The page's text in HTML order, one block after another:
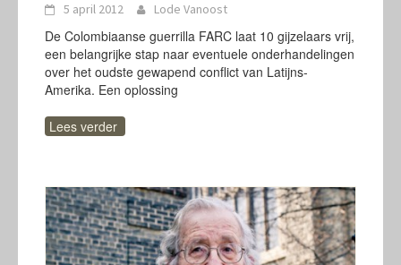
5 april 2012 Lode Vanoost
De Colombiaanse guerrilla FARC laat 10 gijzelaars vrij,
een belangrijke stap naar eventuele onderhandelingen
over het oudste gewapend conflict van Latijns-
Amerika. Een oplossing
Lees verder